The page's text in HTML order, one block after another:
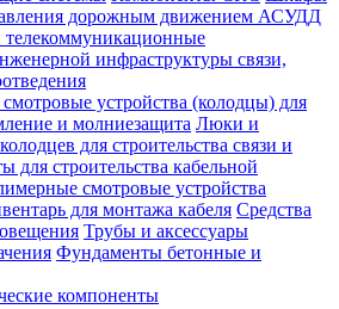
дорожным движением АСУДД
инфраструктуры связи,
устройства (колодцы) для
и молниезащита Люки и
для строительства связи и
для строительства кабельной
смотровые устройства
для монтажа кабеля Средства
Трубы и аксессуары
Фундаменты бетонные и
компоненты